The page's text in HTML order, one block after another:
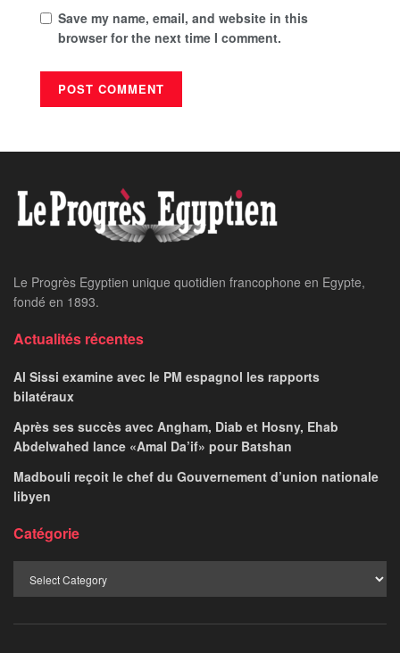
Save my name, email, and website in this
browser for the next time I comment.
Le Progrès Egyptien unique quotidien francophone en Egypte,
fondé en 1893.
Actualités récentes
Al Sissi examine avec le PM espagnol les rapports
bilatéraux
Après ses succès avec Angham, Diab et Hosny, Ehab
Abdelwahed lance «Amal Da’if» pour Batshan
Madbouli reçoit le chef du Gouvernement d’union nationale
libyen
Catégorie